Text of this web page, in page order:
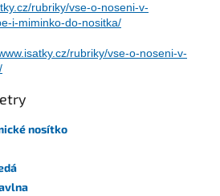
rubriky/vse-o-noseni-v-
i-miminko-do-nositka/
rubriky/vse-o-noseni-v-
nosítko